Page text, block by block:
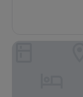
Bewertungen)